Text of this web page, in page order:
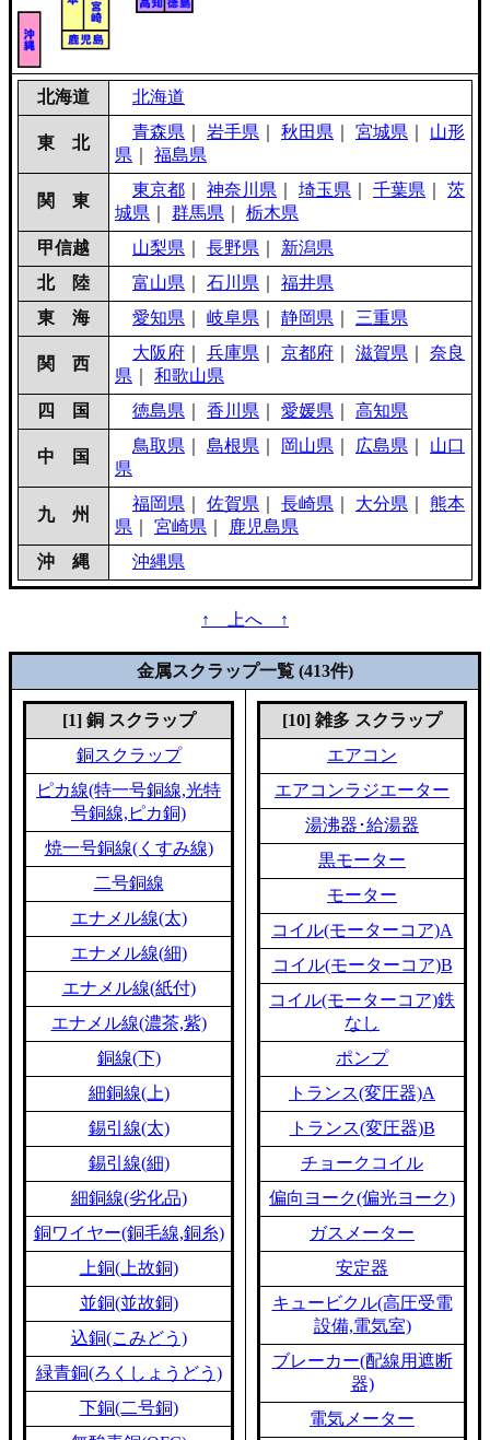
北海道 北海道
東 北
青森県 岩手県 秋田県 宮城県
山形
県
福島県
関 東
東京都 神奈川県 埼玉県 千葉県
茨
城県
群馬県
栃木県
甲信越
山梨県 長野県
新潟県
北 陸
富山県 石川県
福井県
東 海
愛知県 岐阜県 静岡県 三重県
関 西
大阪府 兵庫県 京都府 滋賀県
奈良
県
和歌山県
四 国
徳島県 香川県 愛媛県 高知県
中 国
鳥取県 島根県 岡山県 広島県
山口
県
九 州
福岡県 佐賀県 長崎県 大分県
熊本
県
宮崎県
鹿児島県
沖 縄
沖縄県
↑ 上へ ↑
金属スクラップ一覧 (413件)
[1] 銅 スクラップ
銅スクラップ
ピカ線(特一号銅線,光特
号銅線,ピカ銅)
焼一号銅線(くすみ線)
二号銅線
エナメル線(太)
エナメル線(細)
エナメル線(紙付)
エナメル線(濃茶,紫)
銅線(下)
細銅線(上)
錫引線(太)
錫引線(細)
細銅線(劣化品)
銅ワイヤー(銅毛線,銅糸)
上銅(上故銅)
並銅(並故銅)
込銅(こみどう)
緑青銅(ろくしょうどう)
下銅(二号銅)
[10] 雑多 スクラップ
エアコン
エアコンラジエーター
湯沸器･給湯器
黒モーター
モーター
コイル(モーターコア)A
コイル(モーターコア)B
コイル(モーターコア)鉄
なし
ポンプ
トランス(変圧器)A
トランス(変圧器)B
チョークコイル
偏向ヨーク(偏光ヨーク)
ガスメーター
安定器
キュービクル(高圧受電
設備,電気室)
ブレーカー(配線用遮断
器)
電気メーター